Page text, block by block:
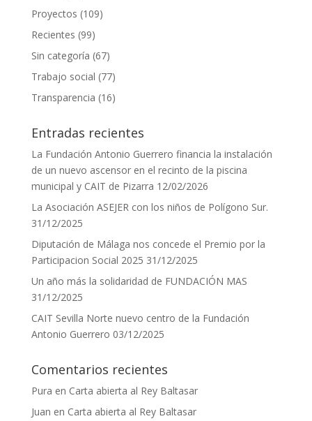
Proyectos (109)
Recientes (99)
Sin categoría (67)
Trabajo social (77)
Transparencia (16)
Entradas recientes
La Fundación Antonio Guerrero financia la instalación
de un nuevo ascensor en el recinto de la piscina
municipal y CAIT de Pizarra 12/02/2026
La Asociación ASEJER con los niños de Polígono Sur.
31/12/2025
Diputación de Málaga nos concede el Premio por la
Participacion Social 2025 31/12/2025
Un año más la solidaridad de FUNDACIÓN MAS
31/12/2025
CAIT Sevilla Norte nuevo centro de la Fundación
Antonio Guerrero 03/12/2025
Comentarios recientes
Pura en Carta abierta al Rey Baltasar
Juan en Carta abierta al Rey Baltasar